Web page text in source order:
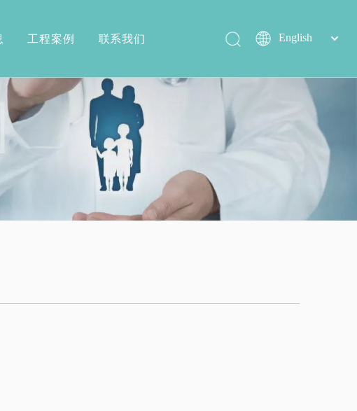
沐浴椅系列
配件系列
生产实力
工程案例 联系我们
简体中文